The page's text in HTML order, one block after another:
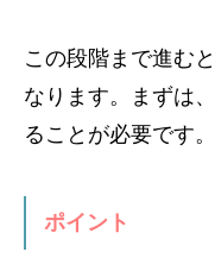
この段階まで進む
なります。まずは
ることが必要です。
ポイント